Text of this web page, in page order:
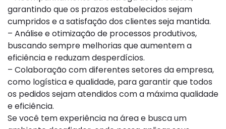
garantindo que os prazos estabelecidos sejam
cumpridos e a satisfação dos clientes seja mantida.
– Análise e otimização de processos produtivos,
buscando sempre melhorias que aumentem a
eficiência e reduzam desperdícios.
– Colaboração com diferentes setores da empresa,
como logística e qualidade, para garantir que todos
os pedidos sejam atendidos com a máxima qualidade
e eficiência.
Se você tem experiência na área e busca um